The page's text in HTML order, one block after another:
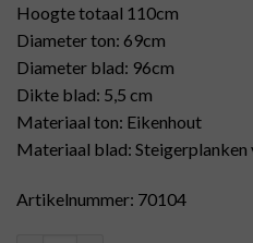
Hoogte totaal 110cm
Diameter ton: 69cm
Diameter blad: 96cm
Dikte blad: 5,5 cm
Materiaal ton: Eikenhout
Materiaal blad: Steigerplanken
Artikelnummer: 70104